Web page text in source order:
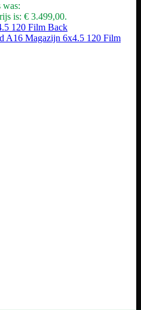
was:
is: € 3.499,00.